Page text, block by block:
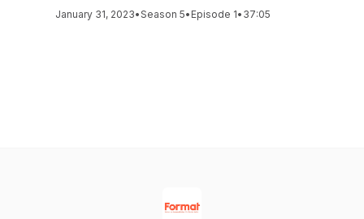
January 31, 2023•Season 5• Episode 1• 37:05